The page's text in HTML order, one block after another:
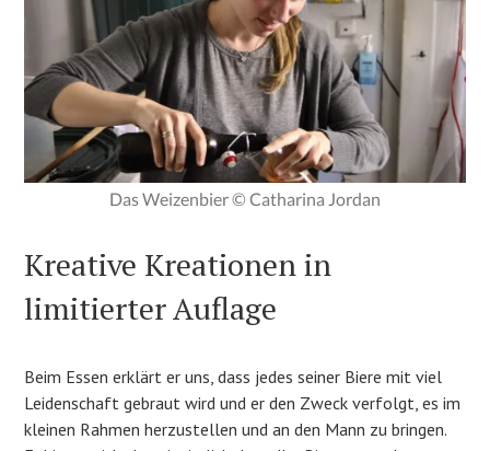
Das Weizenbier © Catharina Jordan
Kreative Kreationen in
limitierter Auflage
Beim Essen erklärt er uns, dass jedes seiner Biere mit viel
Leidenschaft gebraut wird und er den Zweck verfolgt, es im
kleinen Rahmen herzustellen und an den Mann zu bringen.